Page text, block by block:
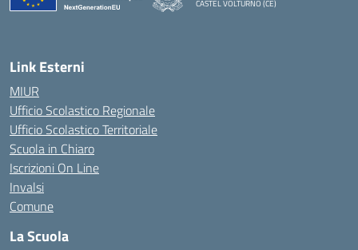
CASTEL VOLTURNO (CE)
Link Esterni
MIUR
Ufficio Scolastico Regionale
Ufficio Scolastico Territoriale
Scuola in Chiaro
Iscrizioni On Line
Invalsi
Comune
La Scuola